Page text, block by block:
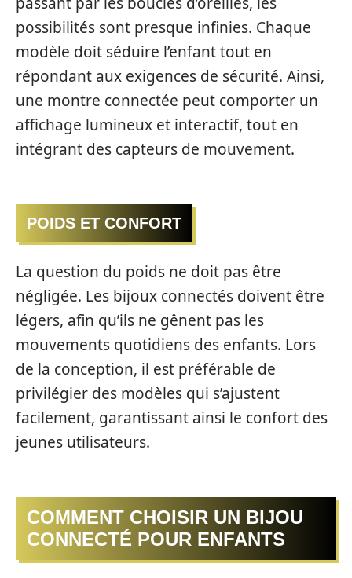
possibilités sont presque infinies. Chaque
modèle doit séduire l’enfant tout en
répondant aux exigences de sécurité. Ainsi,
une montre connectée peut comporter un
affichage lumineux et interactif, tout en
intégrant des capteurs de mouvement.
POIDS ET CONFORT
La question du poids ne doit pas être
négligée. Les bijoux connectés doivent être
légers, afin qu’ils ne gênent pas les
mouvements quotidiens des enfants. Lors
de la conception, il est préférable de
privilégier des modèles qui s’ajustent
facilement, garantissant ainsi le confort des
jeunes utilisateurs.
COMMENT CHOISIR UN BIJOU
CONNECTÉ POUR ENFANTS